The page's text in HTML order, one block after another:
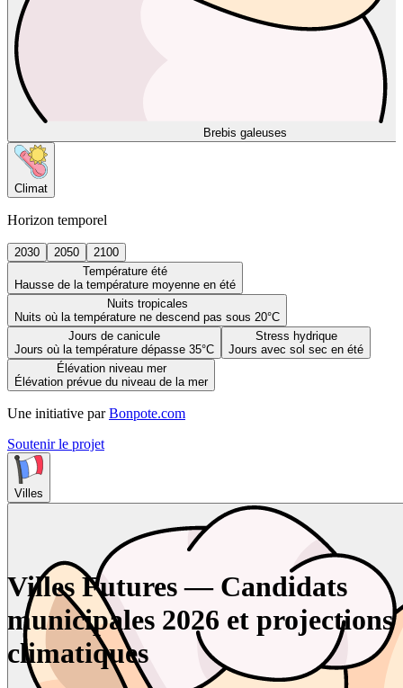
Brebis galeuses
Climat
Horizon temporel
2030 2050
2100
Température été
Hausse de la température moyenne en été
Nuits tropicales
Nuits où la température ne descend pas sous 20°C
Jours de canicule
Jours où la température dépasse 35°C
Stress hydrique
Jours avec sol sec en été
Élévation niveau mer
Élévation prévue du niveau de la mer
Une initiative par Bonpote.com
Soutenir le projet
Villes
Villes Futures — Candidats
municipales 2026 et projections
climatiques